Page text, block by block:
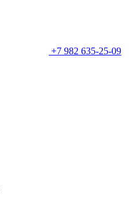
+7 982 635-25-09